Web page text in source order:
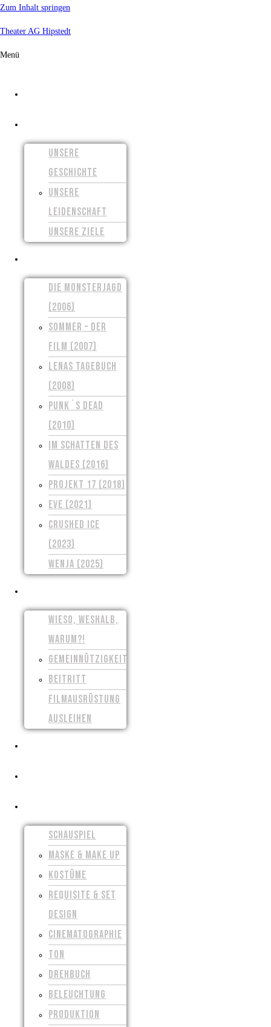
Zum Inhalt springen
Theater AG Hipstedt
Menü
UNSERE
GESCHICHTE
UNSERE
LEIDENSCHAFT
UNSERE ZIELE
DIE MONSTERJAGD
(2006)
SOMMER – DER
FILM (2007)
LENAS TAGEBUCH
(2008)
PUNK´S DEAD
(2010)
IM SCHATTEN DES
WALDES (2016)
PROJEKT 17 (2018)
EVE (2021)
CRUSHED ICE
(2023)
WENJA (2025)
WIESO, WESHALB,
WARUM?!
GEMEINNÜTZIGKEIT
BEITRITT
FILMAUSRÜSTUNG
AUSLEIHEN
SCHAUSPIEL
MASKE & MAKE UP
KOSTÜME
REQUISITE & SET
DESIGN
CINEMATOGRAPHIE
TON
DREHBUCH
BELEUCHTUNG
PRODUKTION